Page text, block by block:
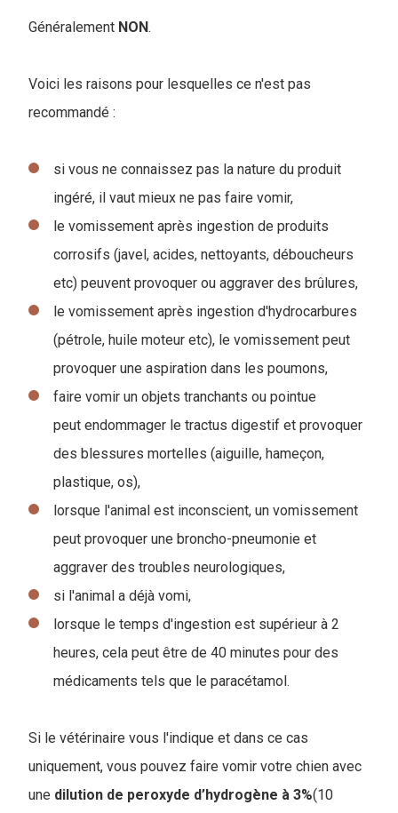
Généralement NON.
Voici les raisons pour lesquelles ce n'est pas
recommandé :
si vous ne connaissez pas la nature du produit
ingéré, il vaut mieux ne pas faire vomir,
le vomissement après ingestion de produits
corrosifs (javel, acides, nettoyants, déboucheurs
etc) peuvent provoquer ou aggraver des brûlures,
le vomissement après ingestion d'hydrocarbures
(pétrole, huile moteur etc), le vomissement peut
provoquer une aspiration dans les poumons,
faire vomir un objets tranchants ou pointue
peut endommager le tractus digestif et provoquer
des blessures mortelles (aiguille, hameçon,
plastique, os),
lorsque l'animal est inconscient, un vomissement
peut provoquer une broncho-pneumonie et
aggraver des troubles neurologiques,
si l'animal a déjà vomi,
lorsque le temps d'ingestion est supérieur à 2
heures, cela peut être de 40 minutes pour des
médicaments tels que le paracétamol.
Si le vétérinaire vous l'indique et dans ce cas
uniquement, vous pouvez faire vomir votre chien avec
une dilution de peroxyde d’hydrogène à 3%(10